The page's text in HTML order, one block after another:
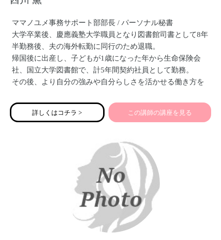
ママノユメ事務サポート部部長 / パーソナル秘書
大学卒業後、慶應義塾大学職員となり図書館司書として8年
半勤務後、夫の海外転勤に同行のため退職。
帰国後に出産し、子どもが1歳になった年から生命保険会
社、国立大学図書館で、計5年間契約社員として勤務。
その後、より自分の強みや自分らしさを活かせる働き方を
現在、事務的なサポートに留まらず全方位からきめ細かく
伴走サポートし、ビジネスの加速を戦略的に支援するフリ
詳しくはコチラ > この講師の講座を見る